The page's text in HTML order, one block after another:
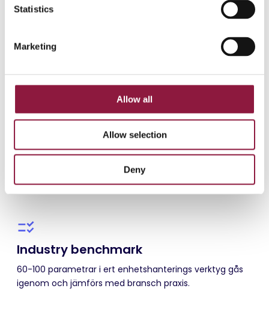
Statistics
Marketing
Allow all
Allow selection
Deny
Industry benchmark
60-100 parametrar i ert enhetshanterings verktyg gås
igenom och jämförs med bransch praxis.